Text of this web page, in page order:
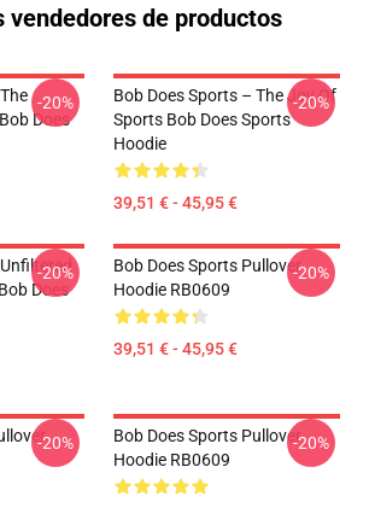
vendedores de productos
Does
-20%
Bob Does Sports – The Joy Of
Sports Bob Does Sports
Hoodie
39,51 € - 45,95 €
-20%
Does
-20%
Bob Does Sports Pullover
Hoodie RB0609
39,51 € - 45,95 €
-20%
-20%
Bob Does Sports Pullover
Hoodie RB0609
-20%